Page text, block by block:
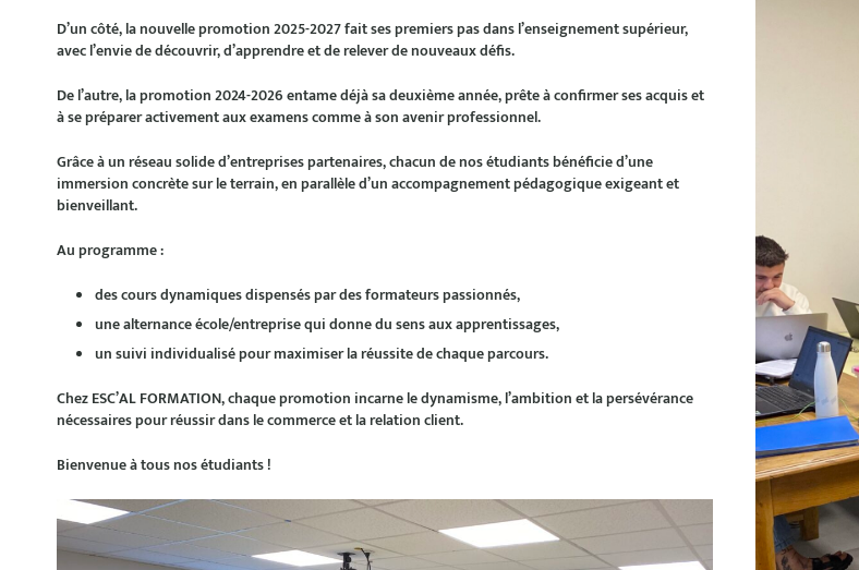
D’un côté, lanouvelle promotion 2025-2027fait ses premiers pas dans l’enseignement supérieur,
avec l’envie de découvrir, d’apprendre et de relever de nouveaux défis.
De l’autre, lapromotion 2024-2026entame déjà sa deuxième année, prête à confirmer ses acquis et
à se préparer activement aux examens comme à son avenir professionnel.
Grâce à un réseau solide d’entreprises partenaires, chacun de nos étudiants bénéficie d’une
immersion concrète sur le terrain, en parallèle d’un accompagnement pédagogique exigeant et
bienveillant.
Au programme :
des cours dynamiques dispensés par des formateurs passionnés,
une alternance école/entreprise qui donne du sens aux apprentissages,
un suivi individualisé pour maximiser la réussite de chaque parcours.
Chez ESC’AL FORMATION,chaque promotion incarne le dynamisme, l’ambition et la persévérance
nécessaires pour réussir dans le commerce et la relation client.
Bienvenue à tous nos étudiants !